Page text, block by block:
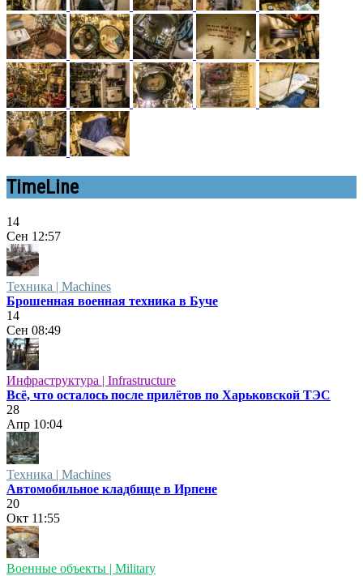
TimeLine
14
Сен 12:57
Техника | Machines
Брошенная военная техника в Буче
14
Сен 08:49
Инфраструктура | Infrastructure
Всё, что осталось после прилётов по Харьковской ТЭС
28
Апр 10:04
Техника | Machines
Автомобильное кладбище в Ирпене
20
Окт 11:55
Военные объекты | Military